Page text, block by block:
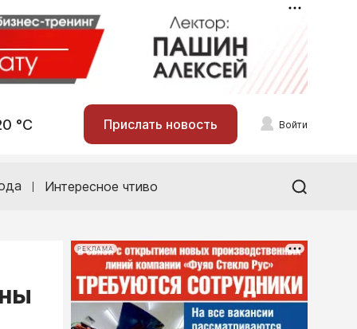
°С Прислать новость Войти
Интересное чтиво
РЕКЛАМА